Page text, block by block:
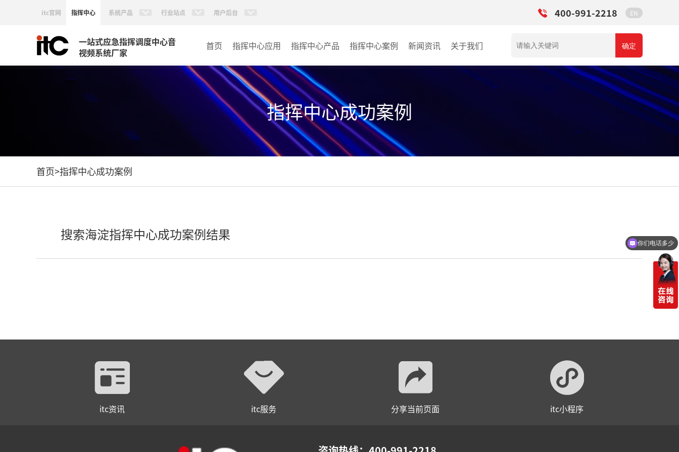
itc官网 指挥中心 系统产品 行业站点 用户后台 400-991-2218 EN
一站式应急指挥调度中心音
视频系统厂家
首页 指挥中心应用 指挥中心产品
KVM坐席管理系统
AI智慧分布式系统
无感调度系统
AI指挥调度系统
指挥中心案例
政府指挥中心
大数据指挥中心
监控指挥中心
新闻资讯 关于我们 确定
指挥中心成功案例
首页>指挥中心成功案例
搜索海淀指挥中心成功案例结果
itc资讯 itc服务 分享当前页面 itc小程序
你们电话多少